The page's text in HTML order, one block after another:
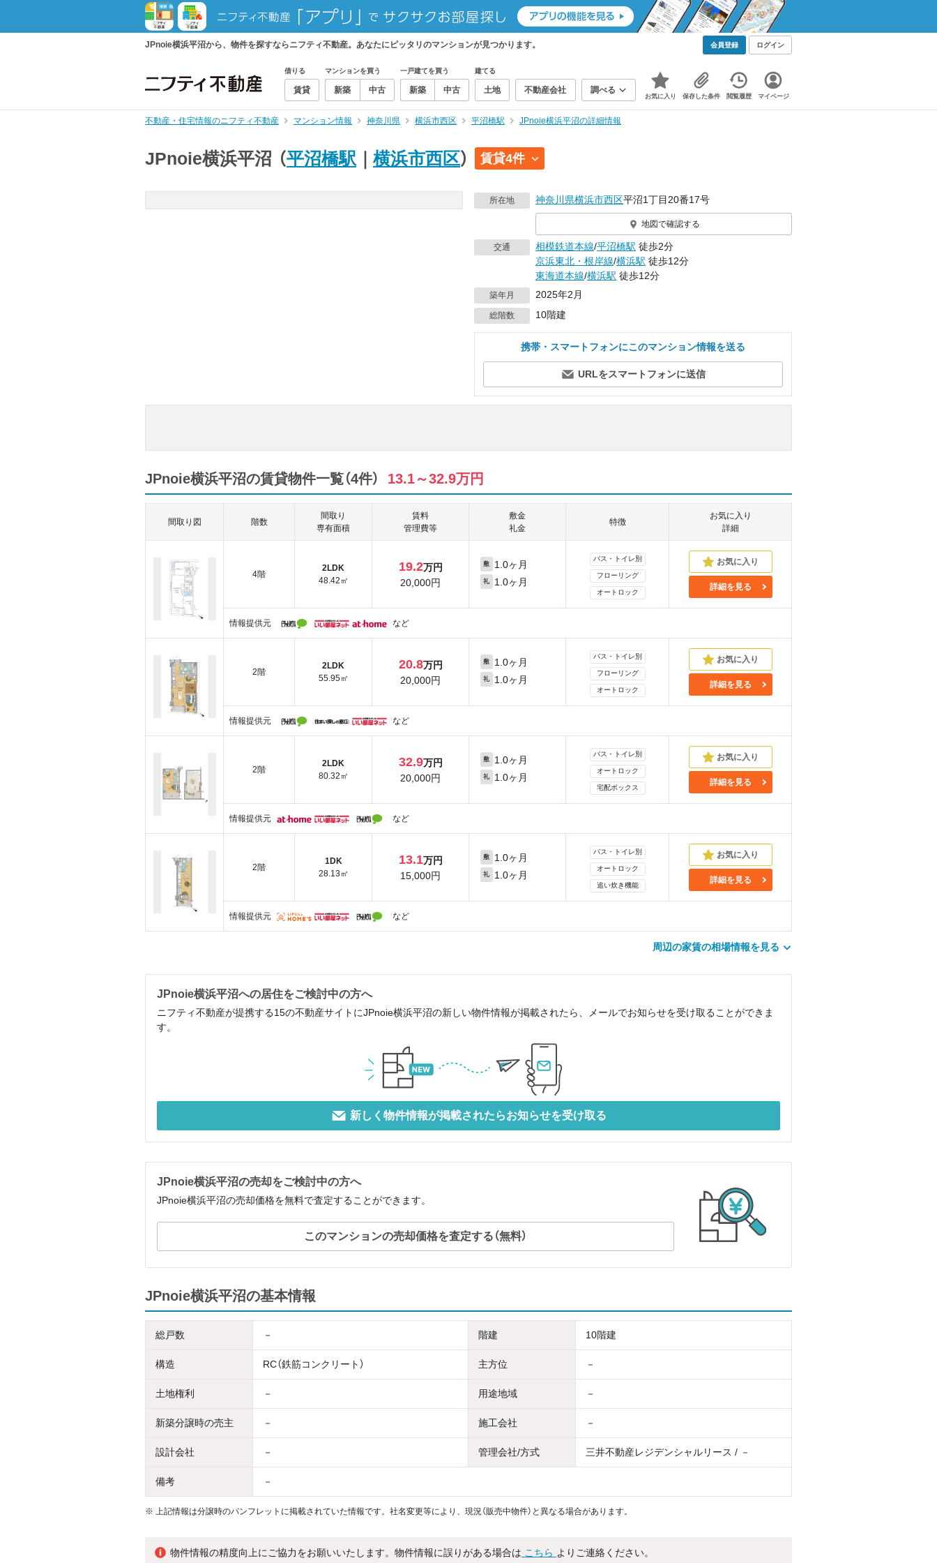
JPnoie横浜平沼から、物件を探すならニフティ不動産。あなたにピッタリのマンションが見つかります。 会員登録 ログイン
借りる
賃貸
マンションを買う
新築 中古
一戸建てを買う
新築 中古
建てる
土地 不動産会社 調べる
お気に入り 保存した条件 閲覧履歴 マイページ
不動産・住宅情報のニフティ不動産 マンション情報 神奈川県 横浜市西区 平沼橋駅 JPnoie横浜平沼の詳細情報
JPnoie横浜平沼 （平沼橋駅 横浜市西区） 賃貸4件
所在地 神奈川県横浜市西区平沼1丁目20番17号
地図で確認する
交通 相模鉄道本線/平沼橋駅 徒歩2分
京浜東北・根岸線/横浜駅 徒歩12分
東海道本線/横浜駅 徒歩12分
築年月 2025年2月
総階数 10階建
携帯・スマートフォンにこのマンション情報を送る
URLをスマートフォンに送信
JPnoie横浜平沼の賃貸物件一覧（4件） 13.1～32.9万円
間取り図 階数
間取り
専有面積
賃料
管理費等
敷金
礼金
特徴
お気に入り
詳細
4階
2LDK
48.42㎡
19.2万円
20,000円
敷 1.0ヶ月
礼 1.0ヶ月
バス・トイレ別
フローリング
オートロック
詳細を見る
情報提供元 など
2階
2LDK
55.95㎡
20.8万円
20,000円
敷 1.0ヶ月
礼 1.0ヶ月
バス・トイレ別
フローリング
オートロック
詳細を見る
情報提供元 など
2階
2LDK
80.32㎡
32.9万円
20,000円
敷 1.0ヶ月
礼 1.0ヶ月
バス・トイレ別
オートロック
宅配ボックス
詳細を見る
情報提供元 など
2階
1DK
28.13㎡
13.1万円
15,000円
敷 1.0ヶ月
礼 1.0ヶ月
バス・トイレ別
オートロック
追い炊き機能
詳細を見る
情報提供元 など
周辺の家賃の相場情報を見る
JPnoie横浜平沼への居住をご検討中の方へ
ニフティ不動産が提携する15の不動産サイトにJPnoie横浜平沼の新しい物件情報が掲載されたら、メールでお知らせを受け取ることができま
す。
新しく物件情報が掲載されたらお知らせを受け取る
JPnoie横浜平沼の売却をご検討中の方へ
JPnoie横浜平沼の売却価格を無料で査定することができます。
このマンションの売却価格を査定する（無料）
JPnoie横浜平沼の基本情報
総戸数 － 階建 10階建
構造 RC（鉄筋コンクリート） 主方位 －
土地権利 － 用途地域 －
新築分譲時の売主 － 施工会社 －
設計会社 － 管理会社/方式 三井不動産レジデンシャルリース / －
備考 －
※ 上記情報は分譲時のパンフレットに掲載されていた情報です。社名変更等により、現況（販売中物件）と異なる場合があります。
物件情報の精度向上にご協力をお願いいたします。物件情報に誤りがある場合は こちら よりご連絡ください。